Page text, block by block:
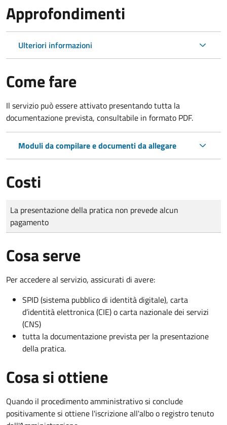
Approfondimenti
Ulteriori informazioni
Come fare
Il servizio può essere attivato presentando tutta la
documentazione prevista, consultabile in formato PDF.
Moduli da compilare e documenti da allegare
Costi
Tipo di pagamento
Importo
La presentazione della pratica non prevede alcun
pagamento
Cosa serve
Per accedere al servizio, assicurati di avere:
SPID (sistema pubblico di identità digitale), carta
d’identità elettronica (CIE) o carta nazionale dei servizi
(CNS)
tutta la documentazione prevista per la presentazione
della pratica.
Cosa si ottiene
Quando il procedimento amministrativo si conclude
positivamente si ottiene l'iscrizione all'albo o registro tenuto